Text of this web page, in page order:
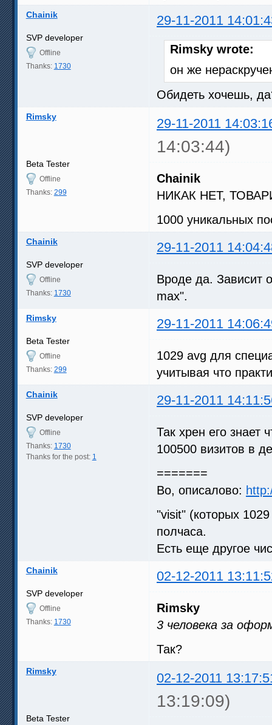
Chainik 29-11-2011
SVP developer
Offline
Thanks: 1730
Rimsky wrote:
он же
Обидеть хочешь,
Rimsky 29-11-2011
14:03:44)
Beta Tester
Offline
Thanks: 299
Chainik
НИКАК НЕТ,
1000 уникальных
Chainik 29-11-2011
SVP developer
Offline
Thanks: 1730
Вроде да. Зависит
max".
Rimsky 29-11-2011
Beta Tester
Offline
Thanks: 299
1029 avg для
учитывая что
Chainik 29-11-2011
SVP developer
Offline
Thanks: 1730
Thanks for the post: 1
Так хрен его знает
100500 визитов в
=======
Во, описалово:
"visit" (которых
полчаса.
Есть еще другое
Chainik 02-12-2011
SVP developer
Offline
Thanks: 1730
Rimsky
3 человека за
Так?
Rimsky 02-12-2011
13:19:09)
Beta Tester